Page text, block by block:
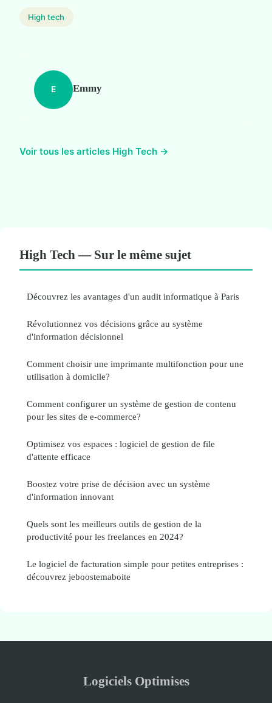
High tech
E Emmy
Voir tous les articles High Tech →
High Tech — Sur le même sujet
Découvrez les avantages d'un audit informatique à Paris
Révolutionnez vos décisions grâce au système
d'information décisionnel
Comment choisir une imprimante multifonction pour une
utilisation à domicile?
Comment configurer un système de gestion de contenu
pour les sites de e-commerce?
Optimisez vos espaces : logiciel de gestion de file
d'attente efficace
Boostez votre prise de décision avec un système
d'information innovant
Quels sont les meilleurs outils de gestion de la
productivité pour les freelances en 2024?
Le logiciel de facturation simple pour petites entreprises :
découvrez jeboostemaboite
Logiciels Optimises